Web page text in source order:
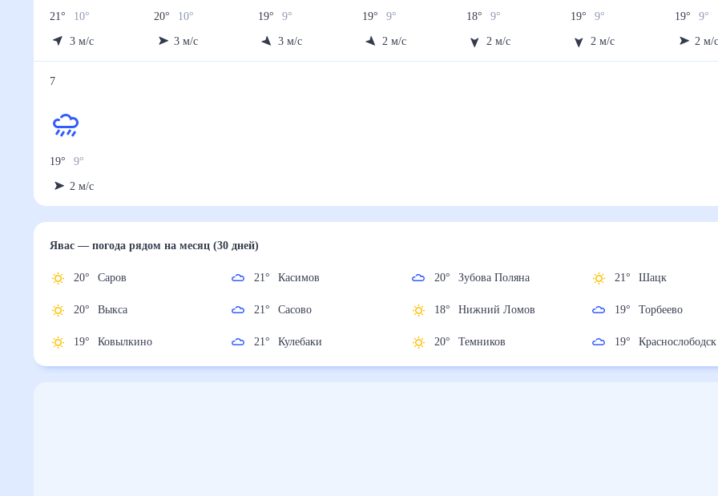
21° 10°
3 м/с
20° 10°
3 м/с
19° 9°
3 м/с
19° 9°
2 м/с
18° 9°
2 м/с
19° 9°
2 м/с
19° 9°
2 м/
7
19° 9°
2 м/с
Явас — погода рядомна месяц (30 дней)
20° Саров
20° Выкса
19° Ковылкино
21° Касимов
21° Сасово
21° Кулебаки
20° Зубова Поляна
18° Нижний Ломов
20° Темников
21° Шацк
19° Торбеево
19°